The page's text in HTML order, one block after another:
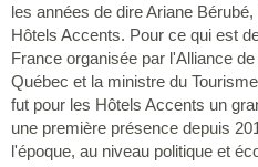
les années de dire Ariane
Hôtels Accents. Pour ce qui est
France organisée par l'Alliance
Québec et la ministre du
fut pour les Hôtels Accents un
une première présence depuis
l'époque, au niveau politique et